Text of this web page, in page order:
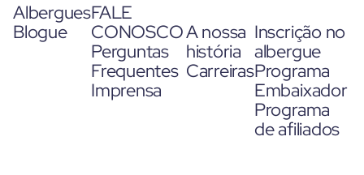
Albergues
Blogue
FALE
CONOSCO
Perguntas
Frequentes
Imprensa
A nossa
história
Carreiras
Inscrição no
albergue
Programa
Embaixador
Programa
de afiliados